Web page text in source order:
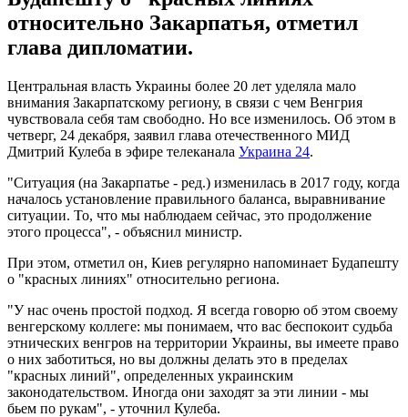
относительно Закарпатья, отметил
глава дипломатии.
Центральная власть Украины более 20 лет уделяла мало
внимания Закарпатскому региону, в связи с чем Венгрия
чувствовала себя там свободно. Но все изменилось. Об этом в
четверг, 24 декабря, заявил глава отечественного МИД
Дмитрий Кулеба в эфире телеканала Украина 24.
"Ситуация (на Закарпатье - ред.) изменилась в 2017 году, когда
началось установление правильного баланса, выравнивание
ситуации. То, что мы наблюдаем сейчас, это продолжение
этого процесса", - объяснил министр.
При этом, отметил он, Киев регулярно напоминает Будапешту
о "красных линиях" относительно региона.
"У нас очень простой подход. Я всегда говорю об этом своему
венгерскому коллеге: мы понимаем, что вас беспокоит судьба
этнических венгров на территории Украины, вы имеете право
о них заботиться, но вы должны делать это в пределах
"красных линий", определенных украинским
законодательством. Иногда они заходят за эти линии - мы
бьем по рукам", - уточнил Кулеба.